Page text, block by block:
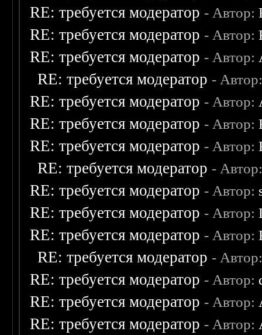
RE: требуется модератор - Автор:
RE: требуется модератор - Автор:
RE: требуется модератор - Автор:
RE: требуется модератор -
RE: требуется модератор - Автор:
RE: требуется модератор - Автор:
RE: требуется модератор - Автор:
RE: требуется модератор -
RE: требуется модератор - Автор:
RE: требуется модератор - Автор:
RE: требуется модератор - Автор:
RE: требуется модератор -
RE: требуется модератор - Автор:
RE: требуется модератор - Автор:
RE: требуется модератор - Автор: